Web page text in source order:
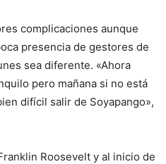
complicaciones aunque
presencia de gestores de
sea diferente. «Ahora
pero mañana si no está
difícil salir de Soyapango»,
Roosevelt y al inicio de